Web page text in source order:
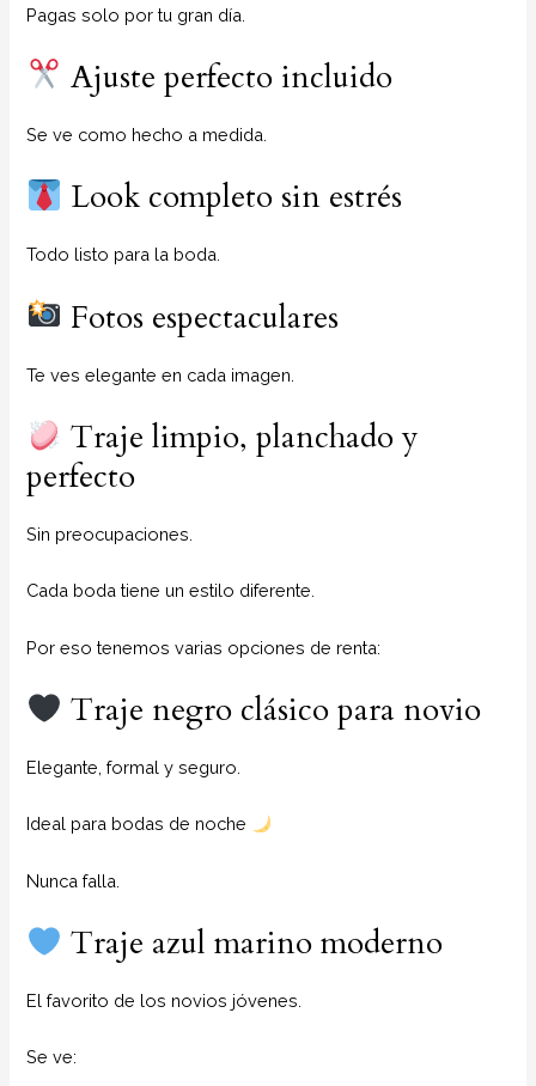
Pagas solo por tu gran día.
Ajuste perfecto incluido
Se ve como hecho a medida.
Look completo sin estrés
Todo listo para la boda.
Fotos espectaculares
Te ves elegante en cada imagen.
Traje limpio, planchado y
perfecto
Sin preocupaciones.
Cada boda tiene un estilo diferente.
Por eso tenemos varias opciones de renta:
Traje negro clásico para novio
Elegante, formal y seguro.
Ideal para bodas de noche
Nunca falla.
Traje azul marino moderno
El favorito de los novios jóvenes.
Se ve: